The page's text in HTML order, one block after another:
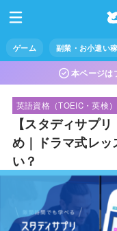
ゲーム 副業・お小遣い
本ページは
英語資格（TOEIC・英検）
【スタディサプ
め｜ドラマ式レ
い？